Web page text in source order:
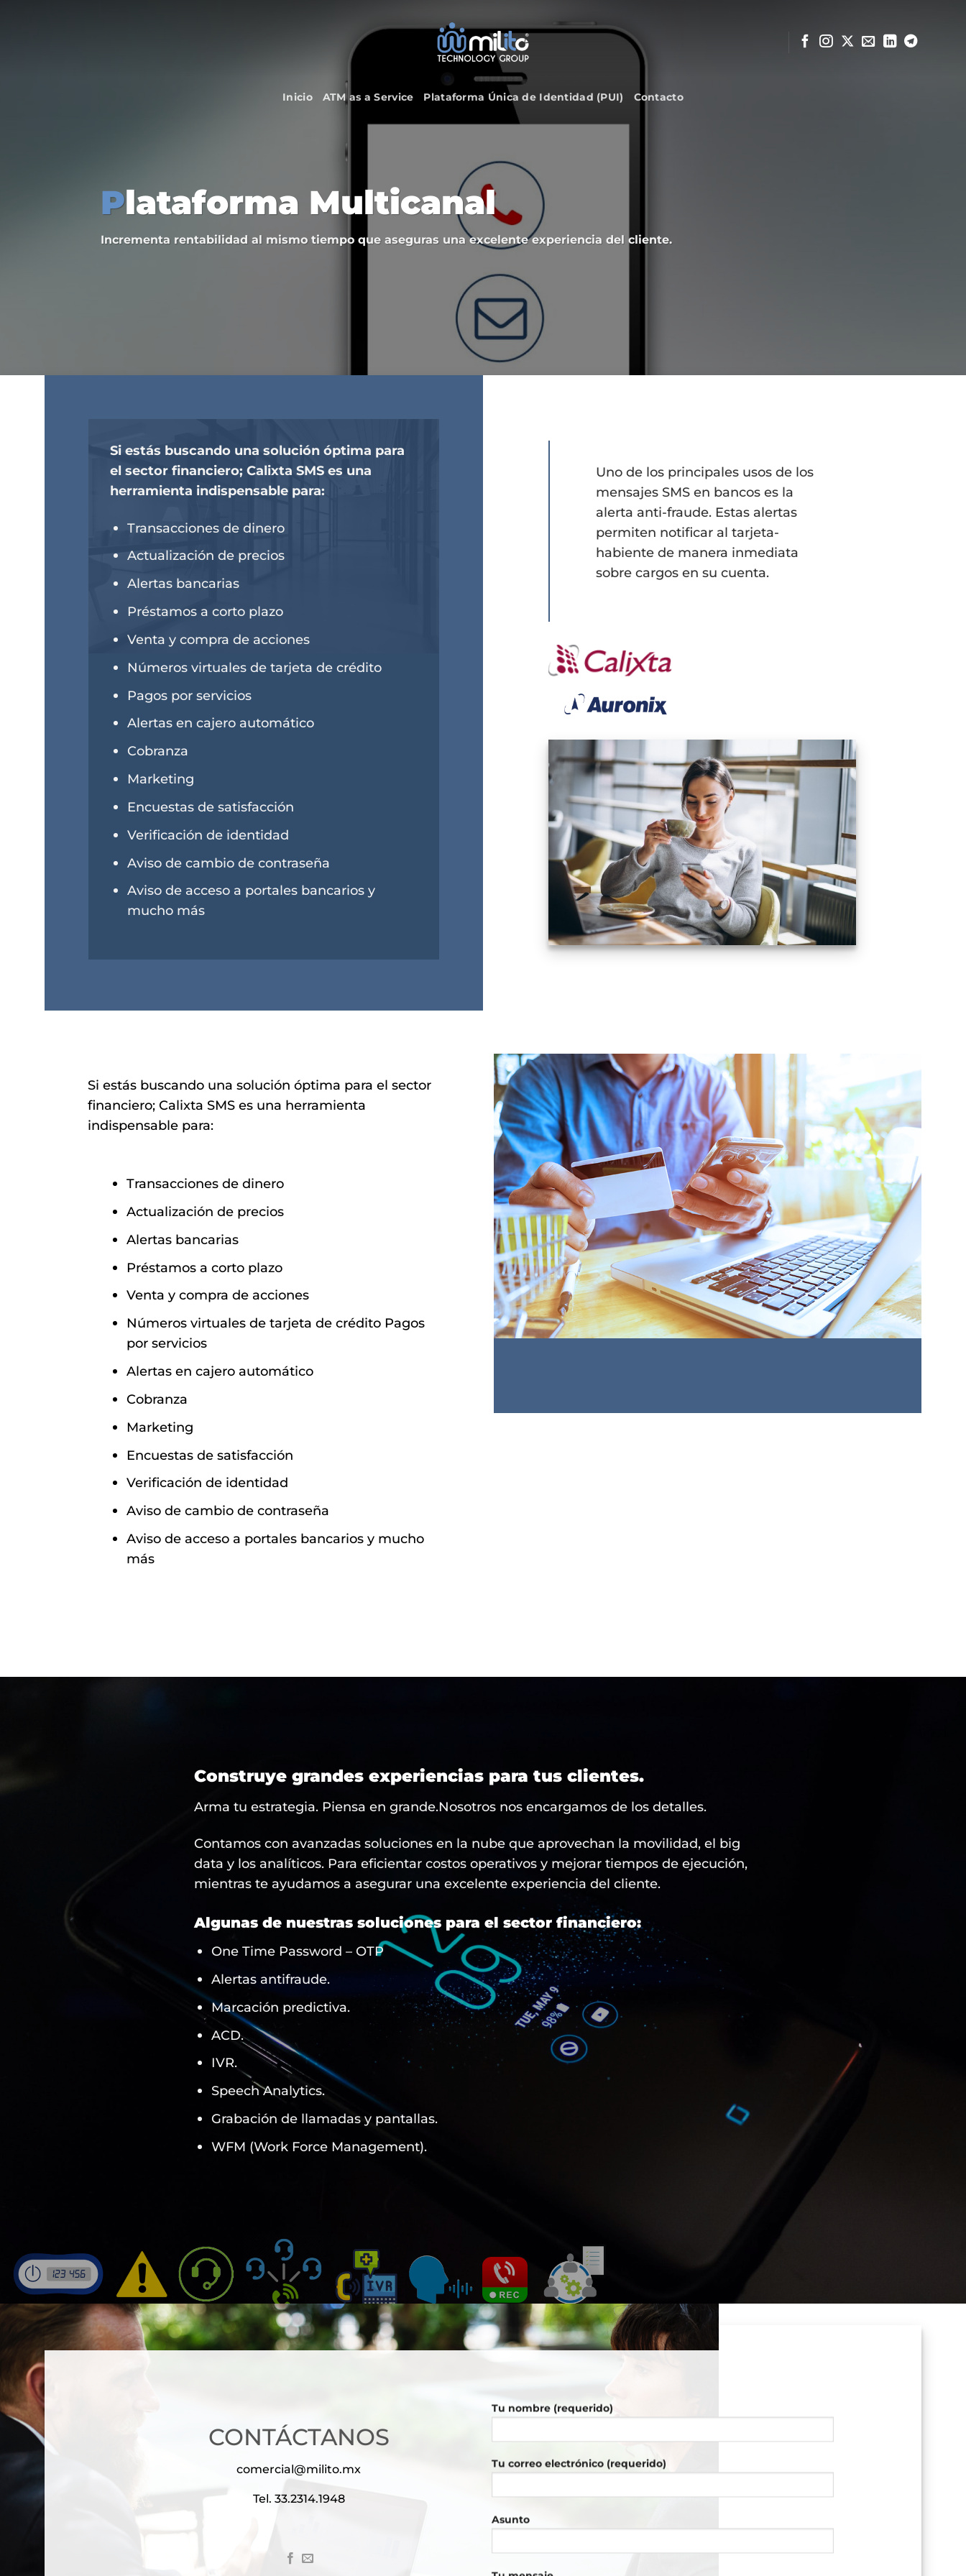
Inicio ATM as a Service Plataforma Única de Identidad (PUI) Contacto
Plataforma Multicanal
Incrementa rentabilidad al mismo tiempo que aseguras una excelente experiencia del cliente.
Si estás buscando una solución óptima para
el sector financiero; Calixta SMS es una
herramienta indispensable para:
Transacciones de dinero
Actualización de precios
Alertas bancarias
Préstamos a corto plazo
Venta y compra de acciones
Números virtuales de tarjeta de crédito
Pagos por servicios
Alertas en cajero automático
Cobranza
Marketing
Encuestas de satisfacción
Verificación de identidad
Aviso de cambio de contraseña
Aviso de acceso a portales bancarios y
mucho más
Uno de los principales usos de los
mensajes SMS en bancos es la
alerta anti-fraude. Estas alertas
permiten notificar al tarjeta-
habiente de manera inmediata
sobre cargos en su cuenta.
Si estás buscando una solución óptima para el sector
financiero; Calixta SMS es una herramienta
indispensable para:
Transacciones de dinero
Actualización de precios
Alertas bancarias
Préstamos a corto plazo
Venta y compra de acciones
Números virtuales de tarjeta de crédito Pagos
por servicios
Alertas en cajero automático
Cobranza
Marketing
Encuestas de satisfacción
Verificación de identidad
Aviso de cambio de contraseña
Aviso de acceso a portales bancarios y mucho
más
Construye grandes experiencias para tus clientes.
Arma tu estrategia. Piensa en grande.Nosotros nos encargamos de los detalles.
Contamos con avanzadas soluciones en la nube que aprovechan la movilidad, el big
data y los analíticos. Para eficientar costos operativos y mejorar tiempos de ejecución,
mientras te ayudamos a asegurar una excelente experiencia del cliente.
Algunas de nuestras soluciones para el sector financiero:
One Time Password – OTP
Alertas antifraude.
Marcación predictiva.
ACD.
IVR.
Speech Analytics.
Grabación de llamadas y pantallas.
WFM (Work Force Management).
CONTÁCTANOS
comercial@milito.mx
Tel. 33.2314.1948
Tu nombre (requerido)
Tu correo electrónico (requerido)
Asunto